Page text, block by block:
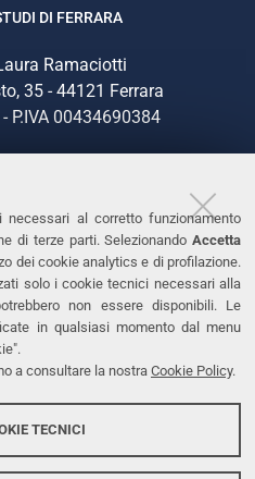
al corretto funzionamento
di terze parti. Selezionando Accetta
dei cookie analytics e di profilazione.
solo i cookie tecnici necessari alla
non essere disponibili. Le
in qualsiasi momento dal menu
a consultare la nostra Cookie Policy.
TECNICI
DI FERRARA
Ramaciotti
35 - 44121 Ferrara
P.IVA 00434690384